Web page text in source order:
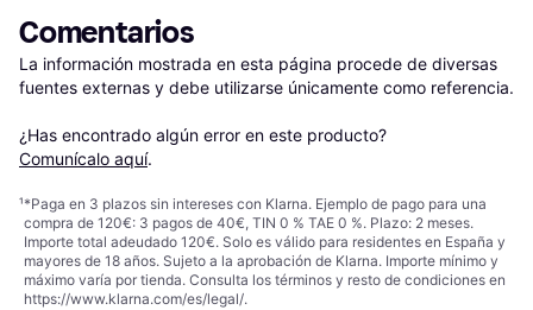
Comentarios
La información mostrada en esta página procede de diversas
fuentes externas y debe utilizarse únicamente como referencia.
¿Has encontrado algún error en este producto?
Comunícalo aquí.
¹*Paga en 3 plazos sin intereses con Klarna. Ejemplo de pago para una
compra de 120€: 3 pagos de 40€, TIN 0 % TAE 0 %. Plazo: 2 meses.
Importe total adeudado 120€. Solo es válido para residentes en España y
mayores de 18 años. Sujeto a la aprobación de Klarna. Importe mínimo y
máximo varía por tienda. Consulta los términos y resto de condiciones en
https://www.klarna.com/es/legal/.